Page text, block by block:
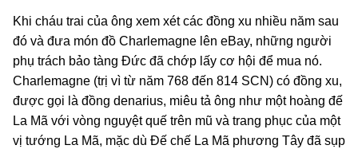
Khi cháu trai của ông xem xét các đồng xu nhiều năm sau
đó và đưa món đồ Charlemagne lên eBay, những người
phụ trách bảo tàng Đức đã chớp lấy cơ hội để mua nó.
Charlemagne (trị vì từ năm 768 đến 814 SCN) có đồng xu,
được gọi là đồng denarius, miêu tả ông như một hoàng đế
La Mã với vòng nguyệt quế trên mũ và trang phục của một
vị tướng La Mã, mặc dù Đế chế La Mã phương Tây đã sụp